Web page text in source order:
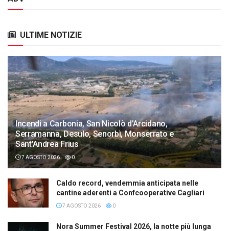
ULTIME NOTIZIE
Incendi a Carbonia, San Nicolò d’Arcidano,
Serramanna, Desulo, Senorbì, Monserrato e
Sant’Andrea Frius
7 AGOSTO 2026 0
Caldo record, vendemmia anticipata nelle
cantine aderenti a Confcooperative Cagliari
7 AGOSTO 2026 0
Nora Summer Festival 2026, la notte più lunga